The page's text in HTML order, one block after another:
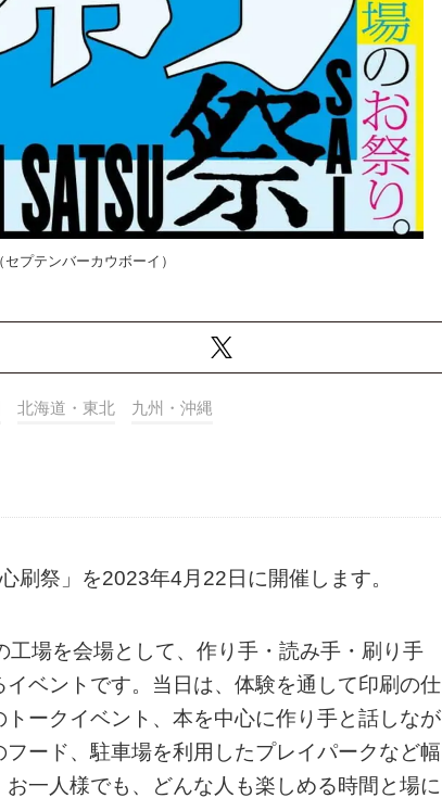
プテンバーカウボーイ）
北海道・東北 九州・沖縄
刷祭」を2023年4月22日に開催します。
場を会場として、作り手・読み手・刷り手
ベントです。当日は、体験を通して印刷の仕
ークイベント、本を中心に作り手と話しなが
ード、駐車場を利用したプレイパークなど幅
一人様でも、どんな人も楽しめる時間と場に